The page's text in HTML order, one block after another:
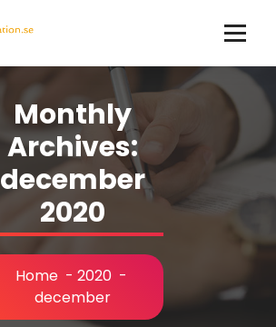
Monthly
Archives:
december
2020
Home- 2020-
december